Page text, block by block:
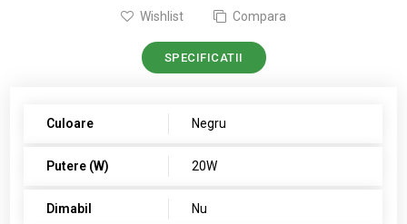
Wishlist Compara
SPECIFICATII
Culoare Negru
Putere (W) 20W
Dimabil Nu